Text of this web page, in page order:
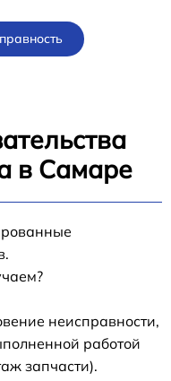
в Самаре
неисправности,
работой
запчасти).